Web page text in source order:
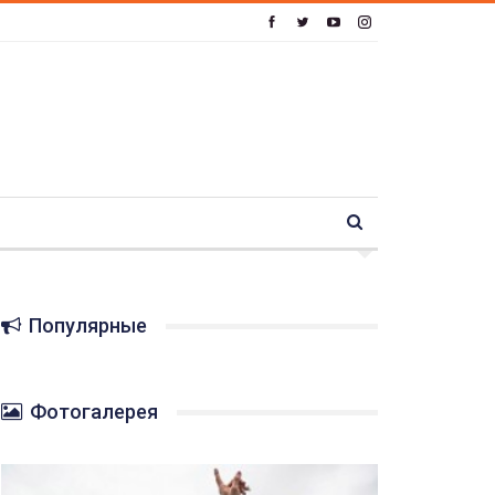
Популярные
Фотогалерея